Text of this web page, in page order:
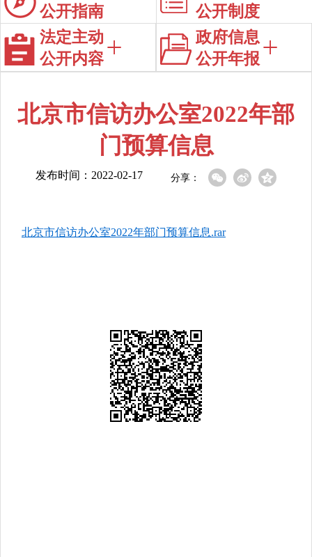
公开指南
公开制度
法定主动
公开内容
政府信息
公开年报
北京市信访办公室2022年部
门预算信息
发布时间：2022-02-17 分享：
北京市信访办公室2022年部门预算信息.rar